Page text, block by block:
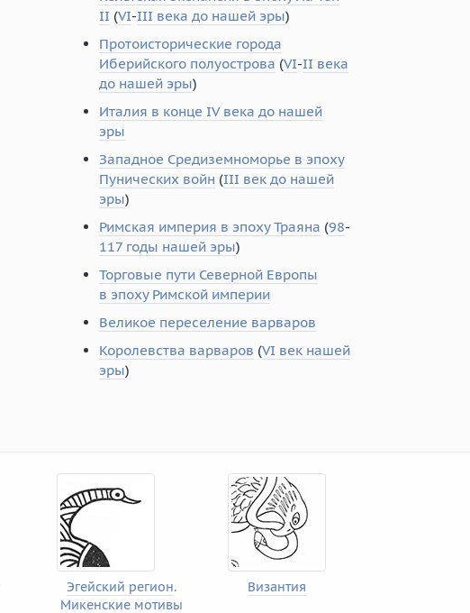
II (VI-III века до нашей эры)
Протоисторические города
Иберийского полуострова (VI-II века
до нашей эры)
Италия в конце IV века до нашей
эры
Западное Средиземноморье в эпоху
Пунических войн (III век до нашей
эры)
Римская империя в эпоху Траяна (98-
117 годы нашей эры)
Торговые пути Северной Европы
в эпоху Римской империи
Великое переселение варваров
Королевства варваров (VI век нашей
эры)
Эгейский регион.
Микенские мотивы
Византия